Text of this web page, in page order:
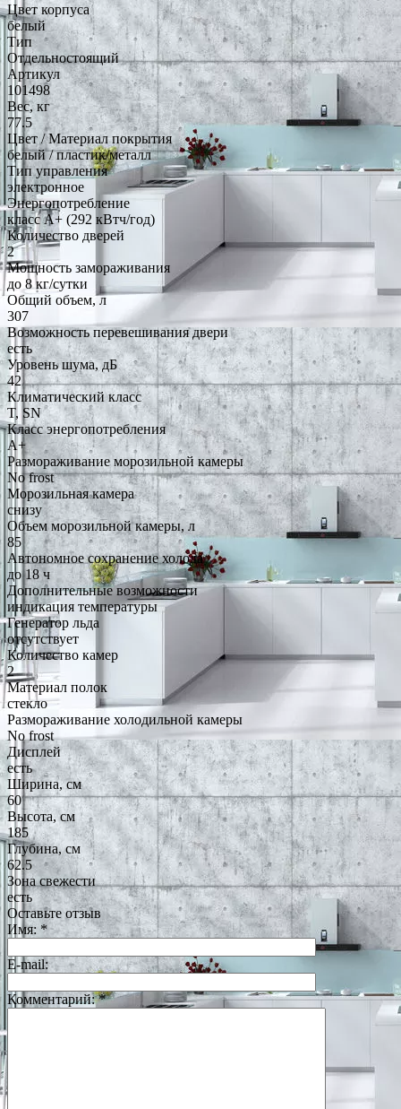
Цвет корпуса
белый
Тип
Отдельностоящий
Артикул
101498
Вес, кг
77.5
Цвет / Материал покрытия
белый / пластик/металл
Тип управления
электронное
Энергопотребление
класс A+ (292 кВтч/год)
Количество дверей
2
Мощность замораживания
до 8 кг/cутки
Общий объем, л
307
Возможность перевешивания двери
есть
Уровень шума, дБ
42
Климатический класс
T, SN
Класс энергопотребления
A+
Размораживание морозильной камеры
No frost
Морозильная камера
снизу
Объем морозильной камеры, л
85
Автономное сохранение холода
до 18 ч
Дополнительные возможности
индикация температуры
Генератор льда
отсутствует
Количество камер
2
Материал полок
стекло
Размораживание холодильной камеры
No frost
Дисплей
есть
Ширина, см
60
Высота, см
185
Глубина, см
62.5
Зона свежести
есть
Оставьте отзыв
Имя: *
E-mail:
Комментарий:*